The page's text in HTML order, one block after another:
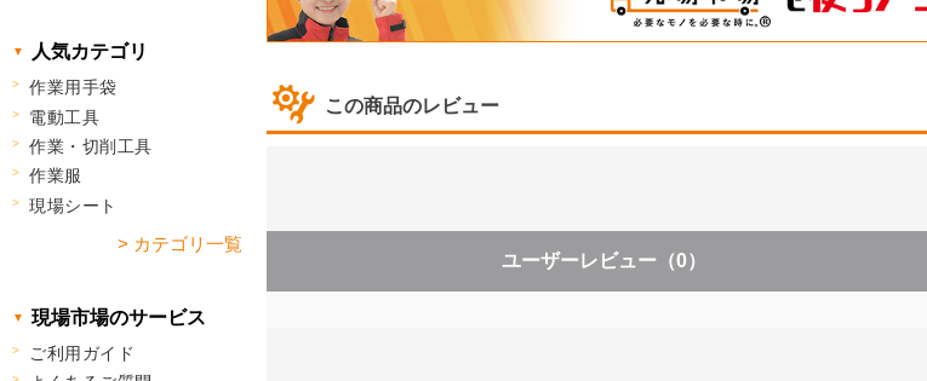
この商品のレビュー
ユーザーレビュー （0）
人気カテゴリ
作業用手袋
電動工具
作業・切削工具
作業服
現場シート
> カテゴリ一覧
現場市場のサービス
ご利用ガイド